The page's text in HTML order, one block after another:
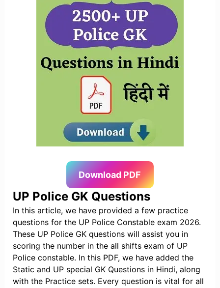
Download PDF
UP Police GK Questions
In this article, we have provided a few practice
questions for the UP Police Constable exam 2026.
These UP Police GK questions will assist you in
scoring the number in the all shifts exam of UP
Police constable. In this PDF, we have added the
Static and UP special GK Questions in Hindi, along
with the Practice sets. Every question is vital for all